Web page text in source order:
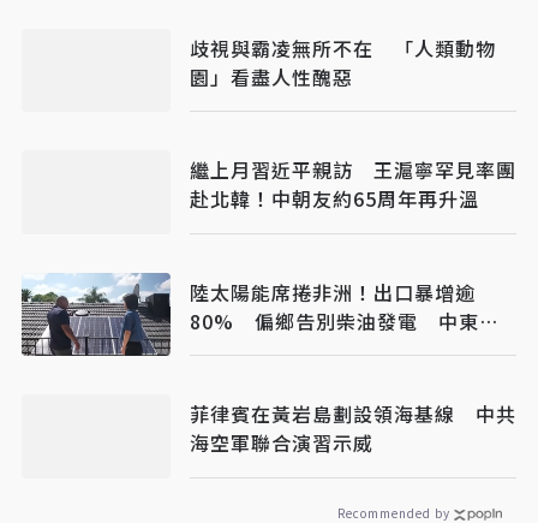
歧視與霸凌無所不在 「人類動物
園」看盡人性醜惡
繼上月習近平親訪 王滬寧罕見率團
赴北韓！中朝友約65周年再升溫
陸太陽能席捲非洲！出口暴增逾
80% 偏鄉告別柴油發電 中東油
價震盪衝擊也降低
菲律賓在黃岩島劃設領海基線 中共
海空軍聯合演習示威
Recommended by